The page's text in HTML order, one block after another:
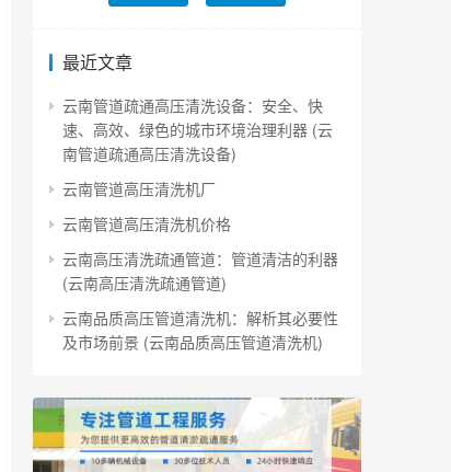
最近文章
云南管道疏通高压清洗设备：安全、快
速、高效、绿色的城市环境治理利器 (云
南管道疏通高压清洗设备)
云南管道高压清洗机厂
云南管道高压清洗机价格
云南高压清洗疏通管道：管道清洁的利器
(云南高压清洗疏通管道)
云南品质高压管道清洗机：解析其必要性
及市场前景 (云南品质高压管道清洗机)